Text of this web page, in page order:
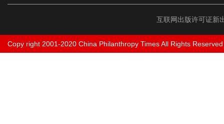
互联网出版许可证新
Copy right 2001-2020 China Philanthropy Times All Rights Reserved